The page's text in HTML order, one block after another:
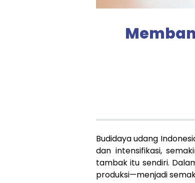
Budidaya udang
dan intensifikasi,
tambak itu sendiri.
produksi—menjadi